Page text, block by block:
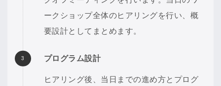
ークショップ全体のヒアリングを行い、概
要設計としてまとめます。
プログラム設計
ヒアリング後、当日までの進め方とプログ